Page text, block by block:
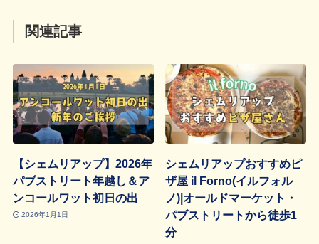
関連記事
【シェムリアップ】2026年
パブストリート年越し＆ア
ンコールワット初日の出
2026年1月1日
シェムリアップおすすめピ
ザ屋 il Forno(イルフォル
ノ)|オールドマーケット・
パブストリートから徒歩1
分